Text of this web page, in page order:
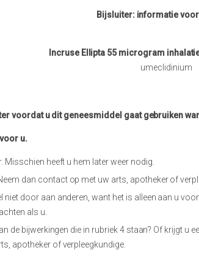
Bijsluiter: informatie
Incruse Ellipta 55 microgram
umeclidinium
voordat u dit geneesmiddel gaat gebruiken
u.
Misschien heeft u hem later weer nodig.
dan contact op met uw arts, apotheker of
niet door aan anderen, want het is alleen aan u
als u.
de bijwerkingen die in rubriek 4 staan? Of krijgt u
apotheker of verpleegkundige.